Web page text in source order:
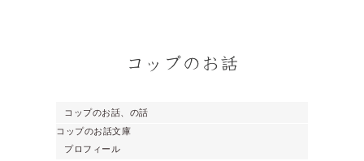
コップのお話、の話
コップのお話文庫
プロフィール